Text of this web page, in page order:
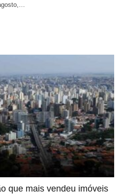
que mais vendeu imóveis